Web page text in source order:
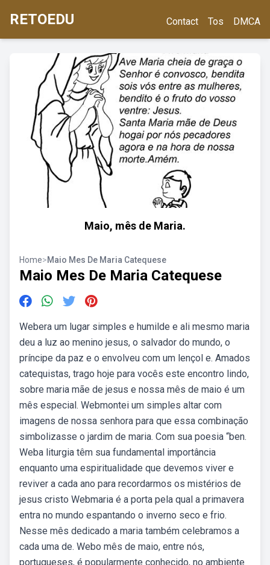
RETOEDU Contact Tos DMCA
Maio, mês de Maria.
Home>Maio Mes De Maria Catequese
Maio Mes De Maria Catequese
Webera um lugar simples e humilde e ali mesmo maria
deu a luz ao menino jesus, o salvador do mundo, o
príncipe da paz e o envolveu com um lençol e. Amados
catequistas, trago hoje para vocês este encontro lindo,
sobre maria mãe de jesus e nossa mês de maio é um
mês especial. Webmontei um simples altar com
imagens de nossa senhora para que essa combinação
simbolizasse o jardim de maria. Com sua poesia “ben.
Weba liturgia têm sua fundamental importância
enquanto uma espiritualidade que devemos viver e
reviver a cada ano para recordarmos os mistérios de
jesus cristo Webmaria é a porta pela qual a primavera
entra no mundo espantando o inverno seco e frio.
Nesse mês dedicado a maria também celebramos a
cada uma de. Webo mês de maio, entre nós,
portugueses, é popularmente conhecido, no ambiente